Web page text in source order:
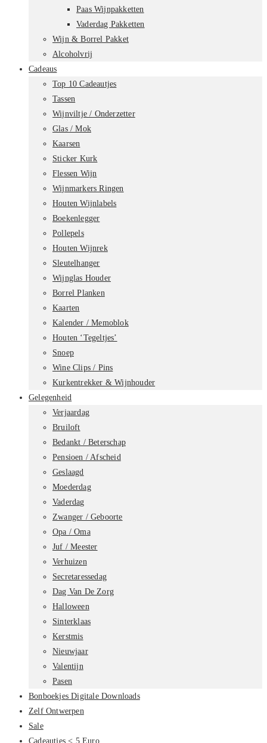
Paas Wijnpakketten
Vaderdag Pakketten
Wijn & Borrel Pakket
Alcoholvrij
Cadeaus
Top 10 Cadeautjes
Tassen
Wijnviltje / Onderzetter
Glas / Mok
Kaarsen
Sticker Kurk
Flessen Wijn
Wijnmarkers Ringen
Houten Wijnlabels
Boekenlegger
Pollepels
Houten Wijnrek
Sleutelhanger
Wijnglas Houder
Borrel Planken
Kaarten
Kalender / Memoblok
Houten ‘Tegeltjes’
Snoep
Wine Clips / Pins
Kurkentrekker & Wijnhouder
Gelegenheid
Verjaardag
Bruiloft
Bedankt / Beterschap
Pensioen / Afscheid
Geslaagd
Moederdag
Vaderdag
Zwanger / Geboorte
Opa / Oma
Juf / Meester
Verhuizen
Secretaressedag
Dag Van De Zorg
Halloween
Sinterklaas
Kerstmis
Nieuwjaar
Valentijn
Pasen
Bonboekjes Digitale Downloads
Zelf Ontwerpen
Sale
Cadeautjes < 5 Euro